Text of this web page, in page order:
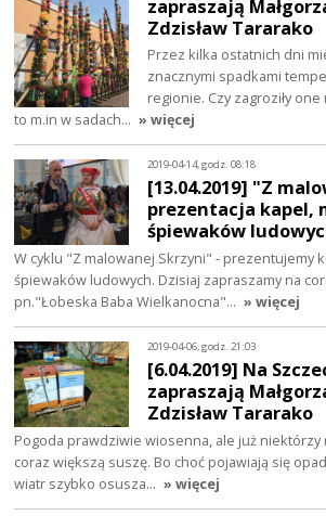
zapraszają
Zdzisław Tararako
Przez kilka ostatnich dni
znacznymi spadkami
regionie. Czy zagroziły
to m.in w sadach… » więcej
2019-04-14, godz. 08:18
[13.04.2019] "Z
prezentacja kapel,
śpiewaków
W cyklu "Z malowanej Skrzyni" - prezentujemy
śpiewaków ludowych. Dzisiaj zapraszamy na
pn."Łobeska Baba Wielkanocna"… » więcej
2019-04-06, godz. 21:03
[6.04.2019] Na
zapraszają
Zdzisław Tararako
Pogoda prawdziwie wiosenna, ale już niektórzy
coraz większą suszę. Bo choć pojawiają się
wiatr szybko osusza… » więcej